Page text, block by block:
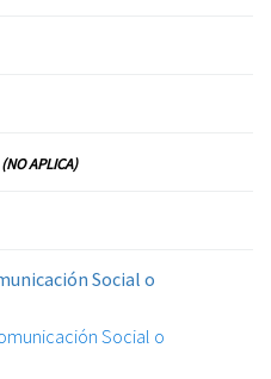
(NO APLICA)
Social o
Social o